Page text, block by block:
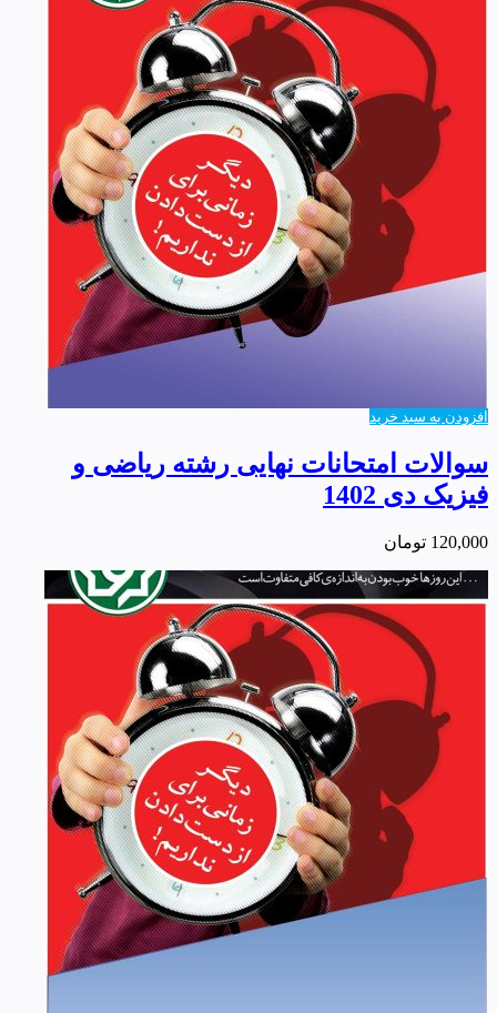
افزودن به سبد خرید
سوالات امتحانات نهایی رشته ریاضی و
فیزیک دی 1402
120,000 تومان